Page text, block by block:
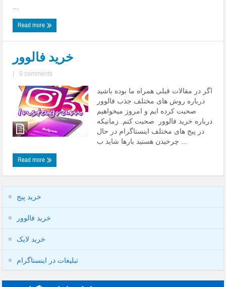
Read more
خرید فالوور
0 comments
اگر در مقالات قبلی همراه ما بوده باشید
درباره روش های مختلف جذب فالوور
صحبت کرده ایم و امروز میخواهیم
درباره خرید فالوور صحبت کنم. زمانیکه
در پیج های مختلف اینستاگرام در حال
Read more
خرید پیج
خرید فالوور
خرید لایک
تبلیغات در اینستاگرام